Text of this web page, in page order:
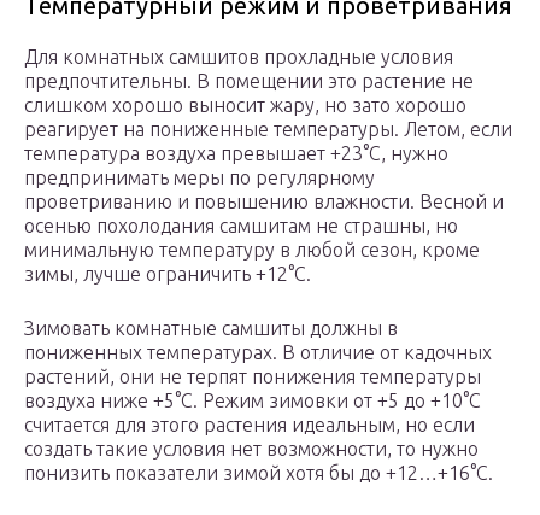
Температурный режим и проветривания
Для комнатных самшитов прохладные условия
предпочтительны. В помещении это растение не
слишком хорошо выносит жару, но зато хорошо
реагирует на пониженные температуры. Летом, если
температура воздуха превышает +23°С, нужно
предпринимать меры по регулярному
проветриванию и повышению влажности. Весной и
осенью похолодания самшитам не страшны, но
минимальную температуру в любой сезон, кроме
зимы, лучше ограничить +12°С.
Зимовать комнатные самшиты должны в
пониженных температурах. В отличие от кадочных
растений, они не терпят понижения температуры
воздуха ниже +5°С. Режим зимовки от +5 до +10°С
считается для этого растения идеальным, но если
создать такие условия нет возможности, то нужно
понизить показатели зимой хотя бы до +12…+16°С.